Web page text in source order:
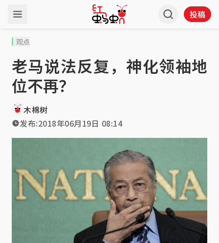
投稿
观点
老马说法反复，神化领袖地
位不再？
木棉树
发布:2018年06月19日 08:14